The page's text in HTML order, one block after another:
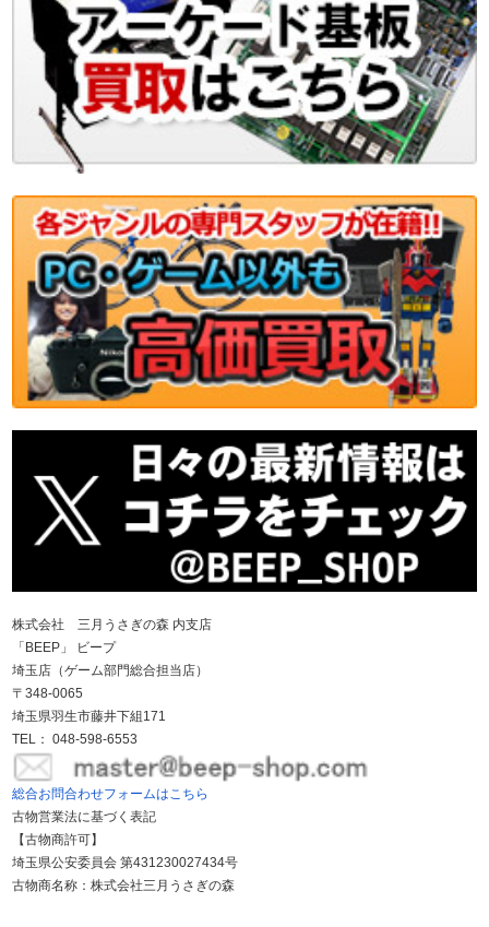
株式会社 三月うさぎの森 内支店
「BEEP」 ビープ
埼玉店（ゲーム部門総合担当店）
〒348-0065
埼玉県羽生市藤井下組171
TEL： 048-598-6553
総合お問合わせフォームはこちら
古物営業法に基づく表記
【古物商許可】
埼玉県公安委員会 第431230027434号
古物商名称：株式会社三月うさぎの森